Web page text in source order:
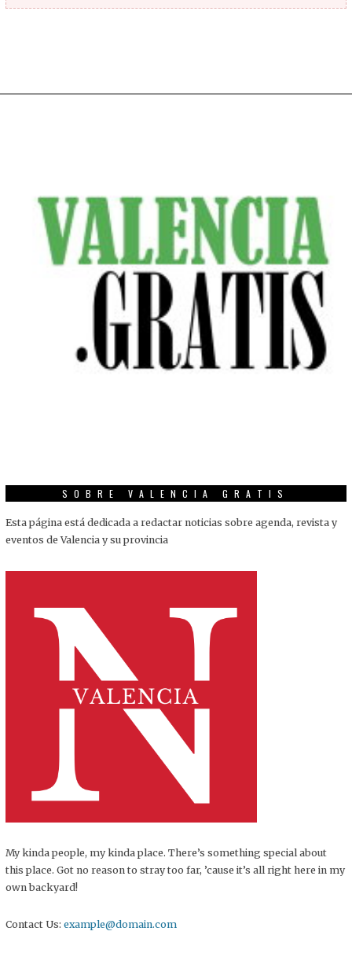
SOBRE VALENCIA GRATIS
Esta página está dedicada a redactar noticias sobre agenda, revista y
eventos de Valencia y su provincia
My kinda people, my kinda place. There’s something special about
this place. Got no reason to stray too far, ’cause it’s all right here in my
own backyard!
Contact Us: example@domain.com